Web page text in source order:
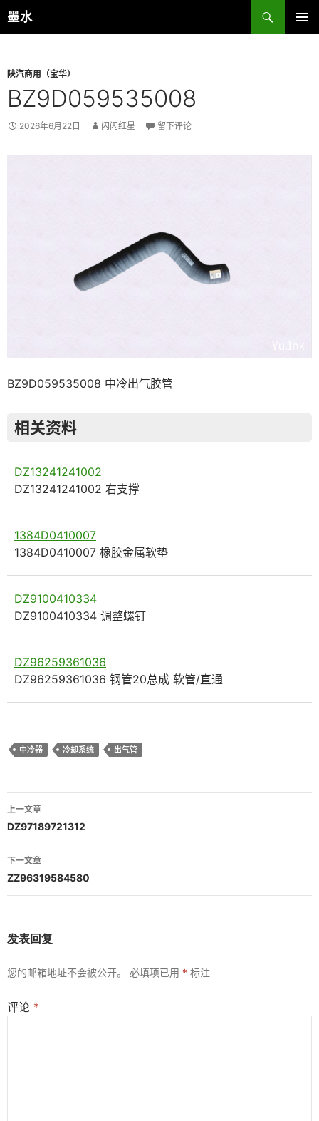
跳
至
墨水
搜
索
陕汽商用（宝华）
BZ9D059535008
2026年6月22日 闪闪红星 留下评论
BZ9D059535008 中冷出气胶管
相关资料
DZ13241241002
DZ13241241002 右支撑
1384D0410007
1384D0410007 橡胶金属软垫
DZ9100410334
DZ9100410334 调整螺钉
DZ96259361036
DZ96259361036 钢管20总成 软管/直通
中冷器 冷却系统 出气管
文
章
导
航
上一文章
DZ97189721312
下一文章
ZZ96319584580
发表回复
您的邮箱地址不会被公开。 必填项已用 * 标注
评论 *